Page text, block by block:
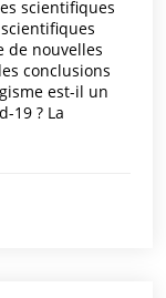
scientifiques
de nouvelles
conclusions
est-il un
19 ? La